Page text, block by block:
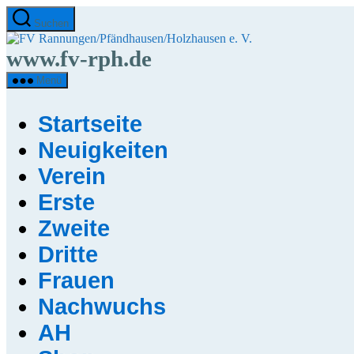
Direkt
zum
Inhalt
wechseln
Suchen
www.fv-rph.de
Menü
Startseite
Neuigkeiten
Verein
Erste
Zweite
Dritte
Frauen
Nachwuchs
AH